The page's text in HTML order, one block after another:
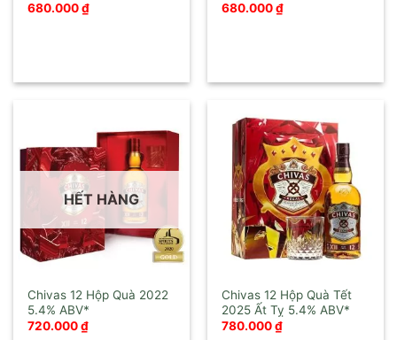
680.000₫ 680.000₫
HẾT HÀNG
Chivas 12 Hộp Quà 2022
720.000₫
Chivas 12 Hộp Quà Tết
2025 Ất Tỵ
780.000₫